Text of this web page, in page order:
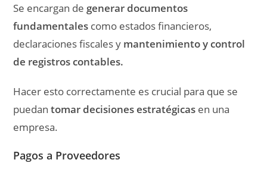
Se encargan de generar documentos
fundamentales como estados financieros,
declaraciones fiscales y mantenimiento y control
de registros contables.
Hacer esto correctamente es crucial para que se
puedantomar decisiones estratégicas en una
empresa.
Pagos a Proveedores